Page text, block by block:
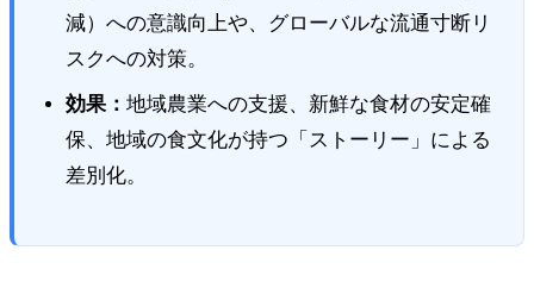
減）への意識向上や、グローバルな流通寸断リ
スクへの対策。
効果：地域農業への支援、新鮮な食材の安定確
保、地域の食文化が持つ「ストーリー」による
差別化。